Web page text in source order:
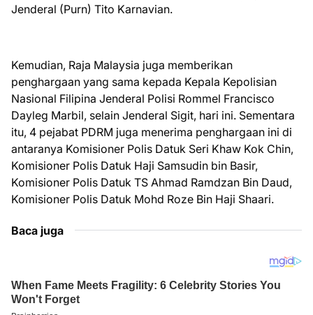
Jenderal (Purn) Tito Karnavian.
Kemudian, Raja Malaysia juga memberikan
penghargaan yang sama kepada Kepala Kepolisian
Nasional Filipina Jenderal Polisi Rommel Francisco
Dayleg Marbil, selain Jenderal Sigit, hari ini. Sementara
itu, 4 pejabat PDRM juga menerima penghargaan ini di
antaranya Komisioner Polis Datuk Seri Khaw Kok Chin,
Komisioner Polis Datuk Haji Samsudin bin Basir,
Komisioner Polis Datuk TS Ahmad Ramdzan Bin Daud,
Komisioner Polis Datuk Mohd Roze Bin Haji Shaari.
Baca juga